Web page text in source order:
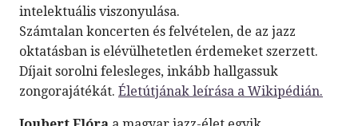
intelektuális viszonyulása.
Számtalan koncerten és felvételen, de az jazz
oktatásban is elévülhetetlen érdemeket szerzett.
Díjait sorolni felesleges, inkább hallgassuk
zongorajátékát. Életútjának leírása a Wikipédián.